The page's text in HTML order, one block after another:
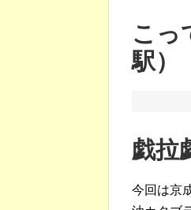
こっ
駅
戯拉
今回は京